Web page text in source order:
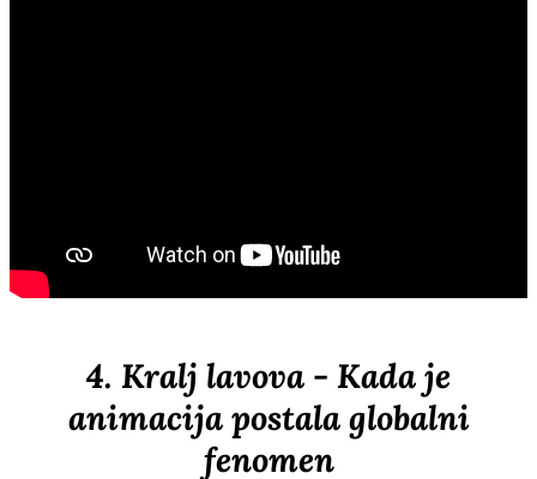
4. Kralj lavova - Kada je
animacija postala globalni
fenomen